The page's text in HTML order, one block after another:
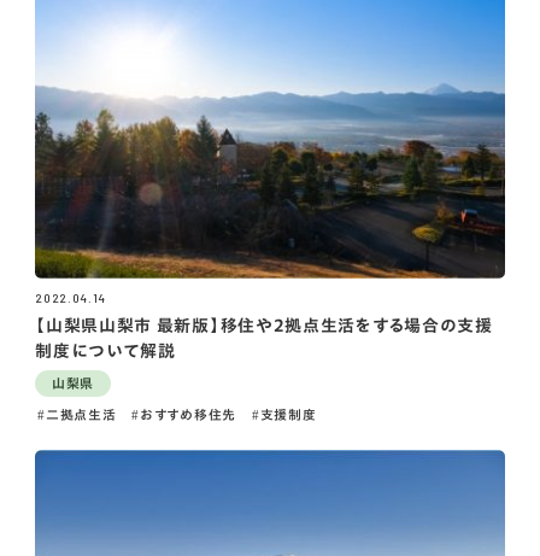
2022.04.14
【山梨県山梨市 最新版】移住や2拠点生活をする場合の支援
制度について解説
山梨県
二拠点生活 おすすめ移住先 支援制度